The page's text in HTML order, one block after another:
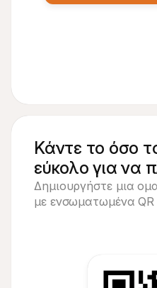
Κάντε το όσο
εύκολο για να
Δημιουργήστε μια
με ενσωματωμένα QR